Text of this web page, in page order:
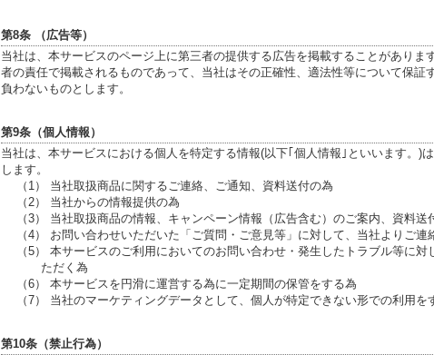
第8条 （広告等）
当社は、本サービスのページ上に第三者の提供する広告を掲載することがありま
者の責任で掲載されるものであって、当社はその正確性、適法性等について保証
負わないものとします。
第9条（個人情報）
当社は、本サービスにおける個人を特定する情報(以下｢個人情報｣といいます。)
します。
（1） 当社取扱商品に関するご連絡、ご通知、資料送付の為
（2） 当社からの情報提供の為
（3） 当社取扱商品の情報、キャンペーン情報（広告含む）のご案内、資料送
（4） お問い合わせいただいた「ご質問・ご意見等」に対して、当社よりご連
（5） 本サービスのご利用においてのお問い合わせ・発生したトラブル等に
ただく為
（6） 本サービスを円滑に運営する為に一定期間の保管をする為
（7） 当社のマーケティングデータとして、個人が特定できない形での利用を
第10条（禁止行為）